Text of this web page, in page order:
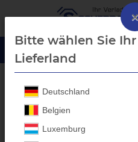
Blech-Bordwanderhöhung
×
Bitte wählen Sie
Lieferland
Deutschland
Belgien
Luxemburg